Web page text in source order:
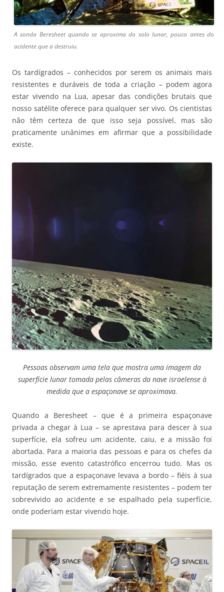
A sonda Beresheet quando se aproxima do solo lunar, pouco antes do
acidente que a destruiu.
Os tardígrados – conhecidos por serem os animais mais
resistentes e duráveis de toda a criação – podem agora
estar vivendo na Lua, apesar das condições brutais que
nosso satélite oferece para qualquer ser vivo. Os cientistas
não têm certeza de que isso seja possível, mas são
praticamente unânimes em afirmar que a possibilidade
existe.
Pessoas observam uma tela que mostra uma imagem da
superfície lunar tomada pelas câmeras da nave israelense à
medida que a espaçonave se aproximava.
Quando a Beresheet – que é a primeira espaçonave
privada a chegar à Lua – se aprestava para descer à sua
superfície, ela sofreu um acidente, caiu, e a missão foi
abortada. Para a maioria das pessoas e para os chefes da
missão, esse evento catastrófico encerrou tudo. Mas os
tardígrados que a espaçonave levava a bordo – fiéis à sua
reputação de serem extremamente resistentes – podem ter
sobrevivido ao acidente e se espalhado pela superfície,
onde poderiam estar vivendo hoje.